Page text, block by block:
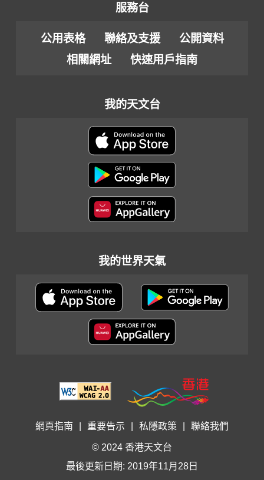
服務台
公用表格 聯絡及支援
公開資料
相關網址
快速用戶指南
我的天文台
我的世界天氣
網頁指南 重要告示 私隱政策 聯絡我們
© 2024 香港天文台
最後更新日期: 2019年11月28日